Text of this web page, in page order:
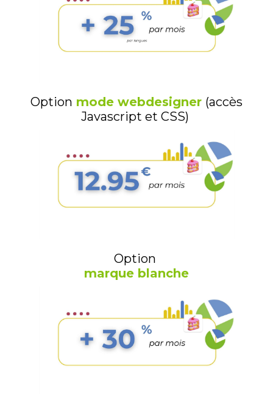
Option mode webdesigner (accès
Javascript et CSS)
Option
marque blanche